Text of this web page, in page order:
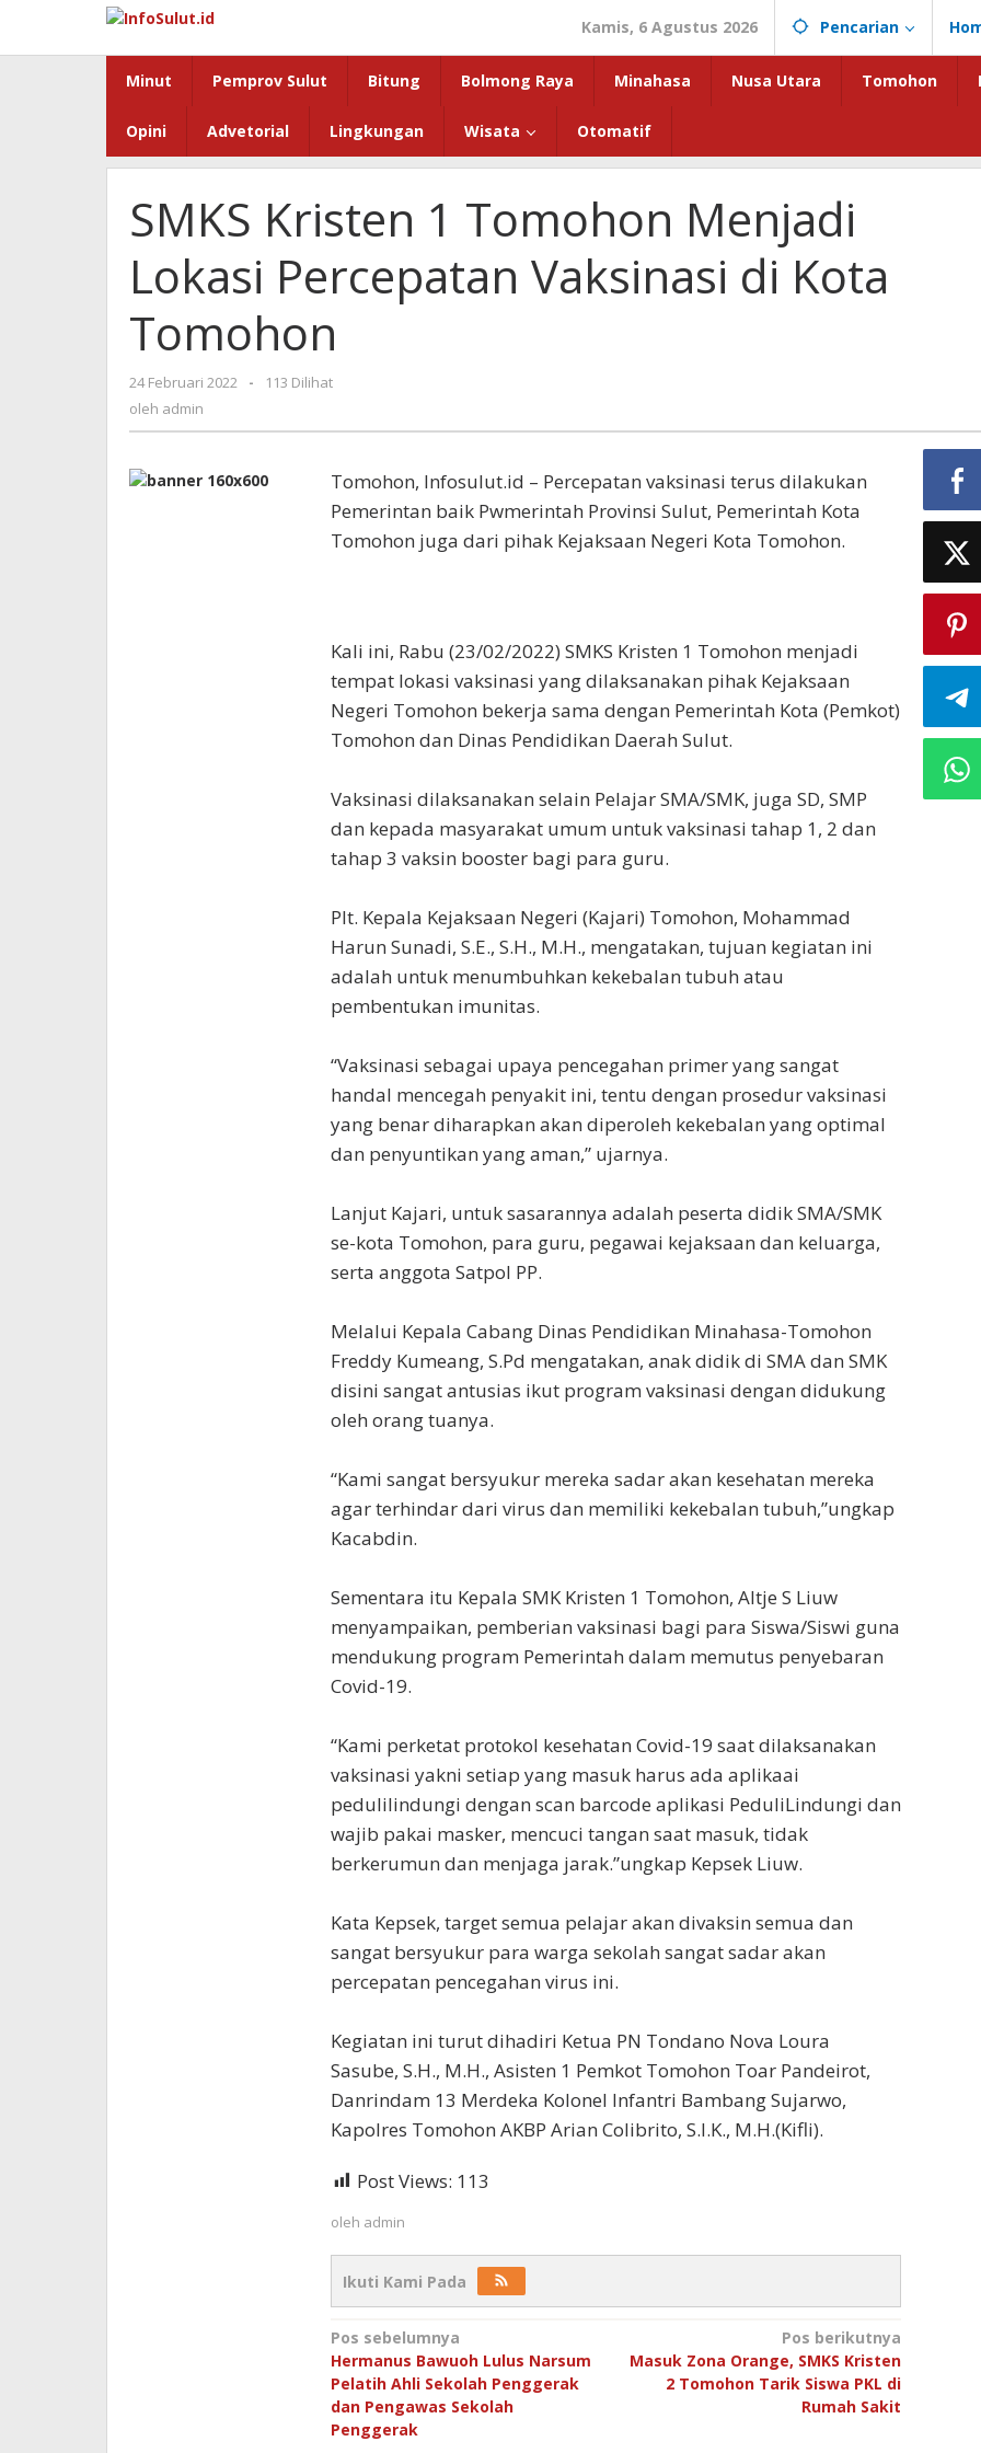
konten
Kamis, 6 Agustus 2026 Pencarian
Minut Pemprov Sulut Bitung Bolmong Raya Minahasa Nusa Utara Tomohon
Opini Advetorial Lingkungan Wisata Otomatif
SMKS Kristen 1 Tomohon Menjadi
Lokasi Percepatan Vaksinasi di Kota
Tomohon
24 Februari 2022
oleh
-
113 Dilihat
oleh admin
Tomohon, Infosulut.id – Percepatan vaksinasi terus dilakukan
Pemerintan baik Pwmerintah Provinsi Sulut, Pemerintah Kota
Tomohon juga dari pihak Kejaksaan Negeri Kota Tomohon.
Kali ini, Rabu (23/02/2022) SMKS Kristen 1 Tomohon menjadi
tempat lokasi vaksinasi yang dilaksanakan pihak Kejaksaan
Negeri Tomohon bekerja sama dengan Pemerintah Kota (Pemkot)
Tomohon dan Dinas Pendidikan Daerah Sulut.
Vaksinasi dilaksanakan selain Pelajar SMA/SMK, juga SD, SMP
dan kepada masyarakat umum untuk vaksinasi tahap 1, 2 dan
tahap 3 vaksin booster bagi para guru.
Plt. Kepala Kejaksaan Negeri (Kajari) Tomohon, Mohammad
Harun Sunadi, S.E., S.H., M.H., mengatakan, tujuan kegiatan ini
adalah untuk menumbuhkan kekebalan tubuh atau
pembentukan imunitas.
“Vaksinasi sebagai upaya pencegahan primer yang sangat
handal mencegah penyakit ini, tentu dengan prosedur vaksinasi
yang benar diharapkan akan diperoleh kekebalan yang optimal
dan penyuntikan yang aman,” ujarnya.
Lanjut Kajari, untuk sasarannya adalah peserta didik SMA/SMK
se-kota Tomohon, para guru, pegawai kejaksaan dan keluarga,
serta anggota Satpol PP.
Melalui Kepala Cabang Dinas Pendidikan Minahasa-Tomohon
Freddy Kumeang, S.Pd mengatakan, anak didik di SMA dan SMK
disini sangat antusias ikut program vaksinasi dengan didukung
oleh orang tuanya.
“Kami sangat bersyukur mereka sadar akan kesehatan mereka
agar terhindar dari virus dan memiliki kekebalan tubuh,”ungkap
Kacabdin.
Sementara itu Kepala SMK Kristen 1 Tomohon, Altje S Liuw
menyampaikan, pemberian vaksinasi bagi para Siswa/Siswi guna
mendukung program Pemerintah dalam memutus penyebaran
Covid-19.
“Kami perketat protokol kesehatan Covid-19 saat dilaksanakan
vaksinasi yakni setiap yang masuk harus ada aplikaai
pedulilindungi dengan scan barcode aplikasi PeduliLindungi dan
wajib pakai masker, mencuci tangan saat masuk, tidak
berkerumun dan menjaga jarak.”ungkap Kepsek Liuw.
Kata Kepsek, target semua pelajar akan divaksin semua dan
sangat bersyukur para warga sekolah sangat sadar akan
percepatan pencegahan virus ini.
Kegiatan ini turut dihadiri Ketua PN Tondano Nova Loura
Sasube, S.H., M.H., Asisten 1 Pemkot Tomohon Toar Pandeirot,
Danrindam 13 Merdeka Kolonel Infantri Bambang Sujarwo,
Kapolres Tomohon AKBP Arian Colibrito, S.I.K., M.H.(Kifli).
Post Views: 113
oleh admin
Ikuti Kami Pada
Navigasi
pos
Pos sebelumnya
Hermanus Bawuoh Lulus Narsum
Pelatih Ahli Sekolah Penggerak
dan Pengawas Sekolah
Penggerak
Pos berikutnya
Masuk Zona Orange, SMKS Kristen
2 Tomohon Tarik Siswa PKL di
Rumah Sakit